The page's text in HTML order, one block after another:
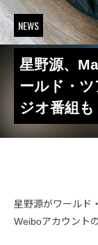
NEWS
星野源、
ールド・
ジオ番組も
星野源がワールド
Weiboアカウント